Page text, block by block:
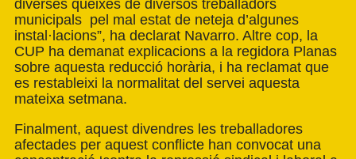
diverses queixes de diversos treballadors
municipals pel mal estat de neteja d’algunes
instal·lacions”, ha declarat Navarro. Altre cop, la
CUP ha demanat explicacions a la regidora Planas
sobre aquesta reducció horària, i ha reclamat que
es restableixi la normalitat del servei aquesta
mateixa setmana.
Finalment, aquest divendres les treballadores
afectades per aquest conflicte han convocat una